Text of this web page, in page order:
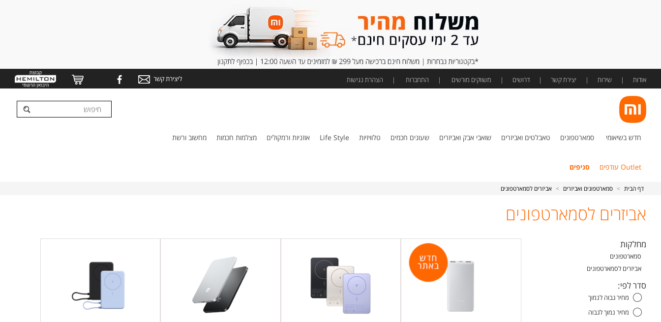
אודות שירות יצירת קשר דרושים משווקים מורשים התחברות הצהרת נגישות ליצירת קשר
חדש בשיאומי סמארטפונים טאבלטים ואביזרים שואבי אבק ואביזרים שעונים חכמים טלוויזיות Life Style אוזניות ורמקולים מצלמות חכמות מחשוב ורשת
Outlet עודפים סניפים
דף הבית > סמארטפונים ואביזרים > אביזרים לסמארטפונים
אביזרים לסמארטפונים
מחלקות
סמארטפונים
אביזרים לסמארטפונים
סדר לפי:
מחיר גבוה לנמוך
מחיר נמוך לגבוה